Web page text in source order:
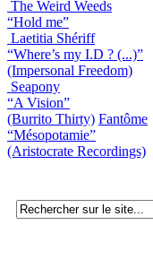
The Weird Weeds
“Hold me”
Laetitia Shériff
“Where’s my I.D ? (...)”
(Impersonal Freedom)
Seapony
“A Vision”
(Burrito Thirty) Fantôme
“Mésopotamie”
(Aristocrate Recordings)